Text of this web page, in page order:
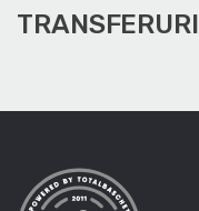
TRANSFERURI